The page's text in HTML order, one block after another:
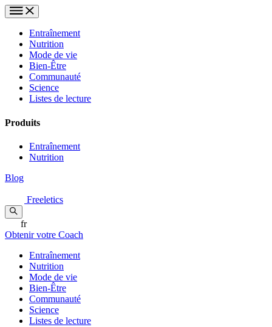
Entraînement
Nutrition
Mode de vie
Bien-Être
Communauté
Science
Listes de lecture
Produits
Entraînement
Nutrition
Blog
Freeletics
fr
Obtenir votre Coach
Entraînement
Nutrition
Mode de vie
Bien-Être
Communauté
Science
Listes de lecture